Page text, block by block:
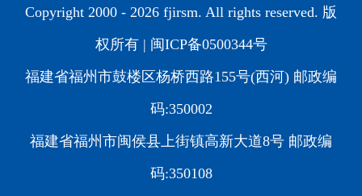
Copyright 2000 - 2026 fjirsm. All rights reserved. 版
权所有 | 闽ICP备0500344号
福建省福州市鼓楼区杨桥西路155号(西河) 邮政编
码:350002
福建省福州市闽侯县上街镇高新大道8号 邮政编
码:350108